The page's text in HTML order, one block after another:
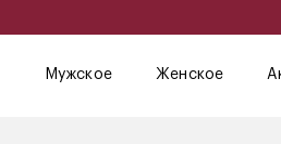
Мужское Женское